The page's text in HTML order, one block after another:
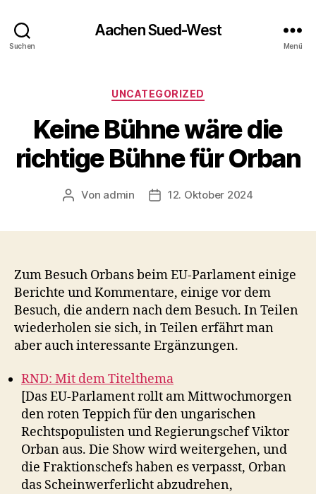
Suchen
Aachen Sued-West
Menü
Kategorien
UNCATEGORIZED
Keine Bühne wäre die
richtige Bühne für Orban
Beitragsautor
Von admin Veröffentlichungsdatum
12. Oktober 2024
Zum Besuch Orbans beim EU-Parlament einige
Berichte und Kommentare, einige vor dem
Besuch, die andern nach dem Besuch. In Teilen
wiederholen sie sich, in Teilen erfährt man
aber auch interessante Ergänzungen.
RND: Mit dem Titelthema
[Das EU-Parlament rollt am Mittwochmorgen
den roten Teppich für den ungarischen
Rechtspopulisten und Regierungschef Viktor
Orban aus. Die Show wird weitergehen, und
die Fraktionschefs haben es verpasst, Orban
das Scheinwerferlicht abzudrehen,